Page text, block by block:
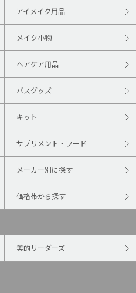
アイメイク用品
メイク小物
ヘアケア用品
バスグッズ
キット
サプリメント・フード
メーカー別に探す
価格帯から探す
美的リーダーズ